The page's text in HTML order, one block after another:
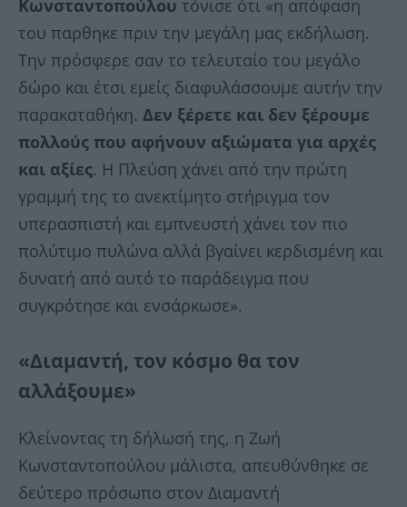
Κωνσταντοπούλου τόνισε ότι «η απόφαση
του παρθηκε πριν την μεγάλη μας εκδήλωση.
Την πρόσφερε σαν το τελευταίο του μεγάλο
δώρο και έτσι εμείς διαφυλάσσουμε αυτήν την
παρακαταθήκη. Δεν ξέρετε και δεν ξέρουμε
πολλούς που αφήνουν αξιώματα για αρχές
και αξίες. Η Πλεύση χάνει από την πρώτη
γραμμή της το ανεκτίμητο στήριγμα τον
υπερασπιστή και εμπνευστή χάνει τον πιο
πολύτιμο πυλώνα αλλά βγαίνει κερδισμένη και
δυνατή από αυτό το παράδειγμα που
συγκρότησε και ενσάρκωσε».
«Διαμαντή, τον κόσμο θα τον
αλλάξουμε»
Κλείνοντας τη δήλωσή της, η Ζωή
Κωνσταντοπούλου μάλιστα, απευθύνθηκε σε
δεύτερο πρόσωπο στον Διαμαντή